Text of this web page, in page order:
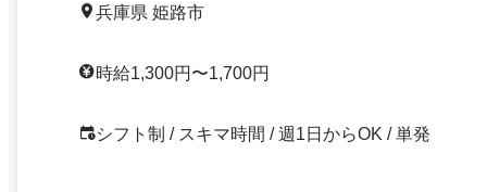
兵庫県 姫路市
時給1,300円〜1,700円
シフト制 / スキマ時間 / 週1日からOK / 単発